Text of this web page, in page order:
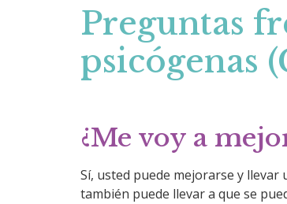
Preguntas
psicógenas
¿Me voy a
Sí, usted puede mejorarse y llevar
también puede llevar a que se